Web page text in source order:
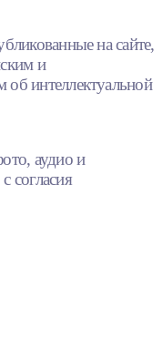
на сайте,
и
интеллектуальной
аудио и
согласия